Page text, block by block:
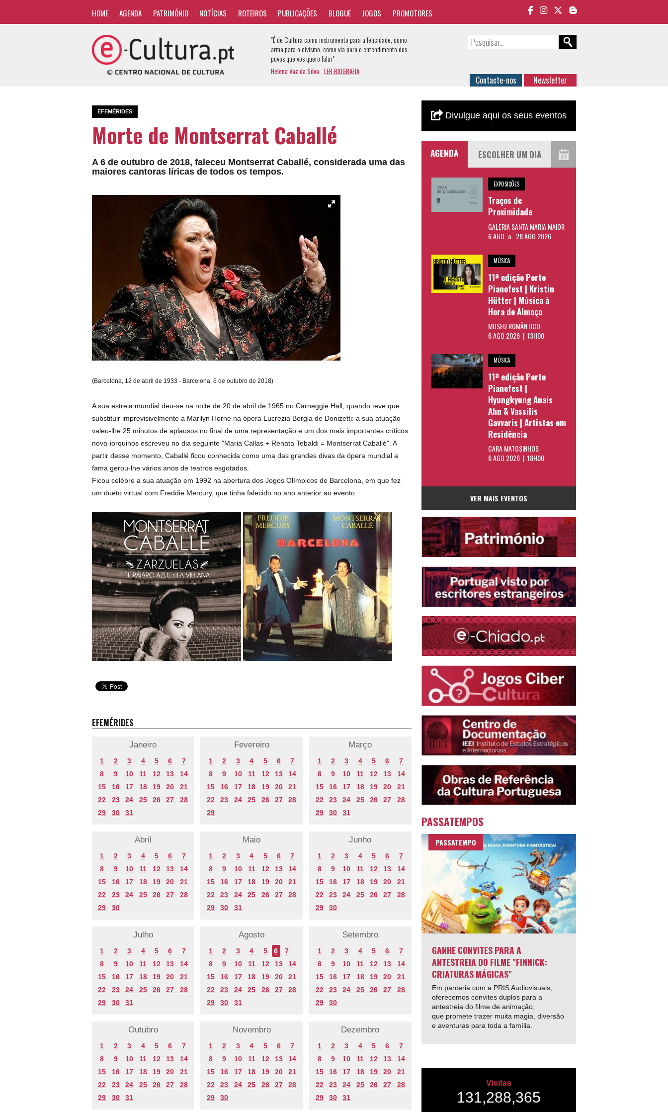
HOME AGENDA PATRIMÓNIO NOTÍCIAS ROTEIROS PUBLICAÇÕES BLOGUE JOGOS PROMOTORES
"É de Cultura como instrumento para a felicidade, como
arma para o civismo, como via para o entendimento dos
povos que vos quero falar"
Helena Vaz da Silva LER BIOGRAFIA
Contacte-nos Newsletter
EFEMÉRIDES
Morte de Montserrat Caballé
A 6 de outubro de 2018, faleceu Montserrat Caballé, considerada uma das
maiores cantoras líricas de todos os tempos.
(Barcelona, 12 de abril de 1933 - Barcelona, 6 de outubro de 2018)
A sua estreia mundial deu-se na noite de 20 de abril de 1965 no Carneggie Hall, quando teve que
substituir imprevisivelmente a Marilyn Horne na ópera Lucrezia Borgia de Donizetti: a sua atuação
valeu-lhe 25 minutos de aplausos no final de uma representação e um dos mais importantes críticos
nova-iorquinos escreveu no dia seguinte "Maria Callas + Renata Tebaldi = Montserrat Caballé". A
partir desse momento, Caballé ficou conhecida como uma das grandes divas da ópera mundial a
fama gerou-lhe vários anos de teatros esgotados.
Ficou celébre a sua atuação em 1992 na abertura dos Jogos Olímpicos de Barcelona, em que fez
um dueto virtual com Freddie Mercury, que tinha falecido no ano anterior ao evento.
EFEMÉRIDES
Janeiro
1 2 3 4 5 6
7
8
9 10 11 12 13
14
15
16 17 18 19 20
21
22
23 24 25 26 27
28
29
30 31
Fevereiro
1 2 3 4 5 6
7
8
9 10 11 12 13
14
15
16 17 18 19 20
21
22
23 24 25 26 27
28
29
Março
1 2 3 4 5 6
7
8
9 10 11 12 13
14
15
16 17 18 19 20
21
22
23 24 25 26 27
28
29
30 31
Abril
1 2 3 4 5 6
7
8
9 10 11 12 13
14
15
16 17 18 19 20
21
22
23 24 25 26 27
28
29
30
Maio
1 2 3 4 5 6
7
8
9 10 11 12 13
14
15
16 17 18 19 20
21
22
23 24 25 26 27
28
29
30 31
Junho
1 2 3 4 5 6
7
8
9 10 11 12 13
14
15
16 17 18 19 20
21
22
23 24 25 26 27
28
29
30
Julho
1 2 3 4 5 6
7
8
9 10 11 12 13
14
15
16 17 18 19 20
21
22
23 24 25 26 27
28
29
30 31
Agosto
1 2 3 4 5 6
7
8
9 10 11 12 13
14
15
16 17 18 19 20
21
22
23 24 25 26 27
28
29
30 31
Setembro
1 2 3 4 5 6
7
8
9 10 11 12 13
14
15
16 17 18 19 20
21
22
23 24 25 26 27
28
29
30
Outubro
1 2 3 4 5 6
7
8
9 10 11 12 13
14
15
16 17 18 19 20
21
22
23 24 25 26 27
28
29
30 31
Novembro
1 2 3 4 5 6
7
8
9 10 11 12 13
14
15
16 17 18 19 20
21
22
23 24 25 26 27
28
29
30
Dezembro
1 2 3 4 5 6
7
8
9 10 11 12 13
14
15
16 17 18 19 20
21
22
23 24 25 26 27
28
29
30 31
Divulgue aqui os seus eventos
AGENDA
EXPOSIÇÕES
Traços de
Proximidade
GALERIA SANTA MARIA MAIOR
6 AGO a 28 AGO 2026
MÚSICA
11ª edição Porto
Pianofest | Kristin
Hütter | Música à
Hora de Almoço
MUSEU ROMÂNTICO
6 AGO 2026 | 13H00
MÚSICA
11ª edição Porto
Pianofest |
Hyungkyung Anais
Ahn & Vassilis
Gavvaris | Artistas em
Residência
CARA MATOSINHOS
6 AGO 2026 | 18H00
VER MAIS EVENTOS
PASSATEMPOS
PASSATEMPO
GANHE CONVITES PARA A
ANTESTREIA DO FILME "FINNICK:
CRIATURAS MÁGICAS"
Em parceria com a PRIS Audiovisuais,
oferecemos convites duplos para a
antestreia do filme de animação,
que promete trazer muita magia, diversão
e aventuras para toda a família.
Visitas
131,288,365